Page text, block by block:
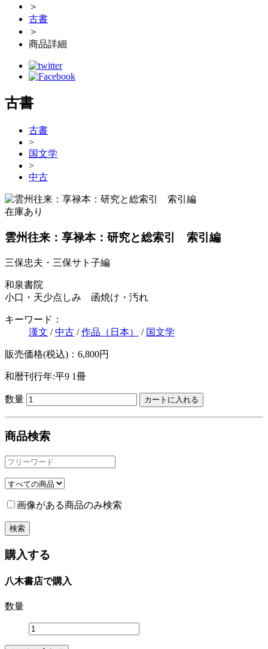
＞
古書
＞
商品詳細
古書
古書
>
国文学
>
中古
在庫あり
雲州往来：享禄本：研究と総索引 索引編
三保忠夫・三保サト子編
和泉書院
小口・天少点しみ 函焼け・汚れ
キーワード：
漢文 /中古 /作品（日本） / 国文学
販売価格(税込)：6,800円
和暦刊行年:平9 1冊
数量
商品検索
画像がある商品のみ検索
購入する
八木書店で購入
数量